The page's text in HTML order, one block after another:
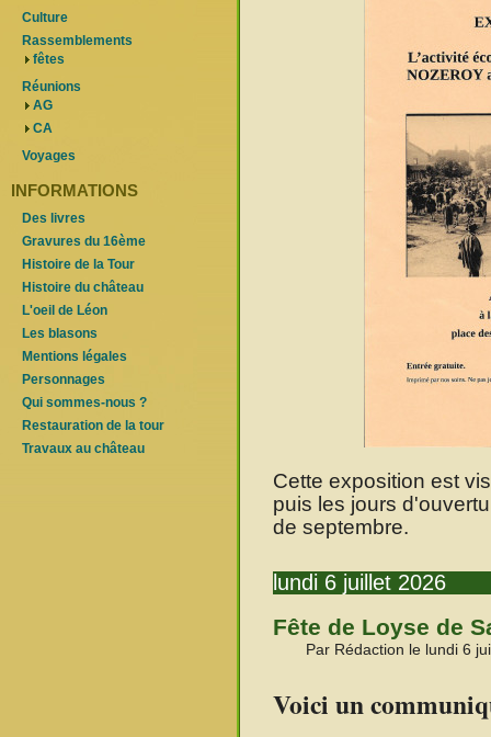
Cette exposition est
puis les jours
de septembre.
lundi 6 juillet 2026
Fête de Loyse de
Par Rédaction le lundi 6
Voici un
Culture
Rassemblements
fêtes
Réunions
AG
CA
Voyages
INFORMATIONS
Des livres
Gravures du 16ème
Histoire de la Tour
Histoire du château
L'oeil de Léon
Les blasons
Mentions légales
Personnages
Qui sommes-nous ?
Restauration de la tour
Travaux au château